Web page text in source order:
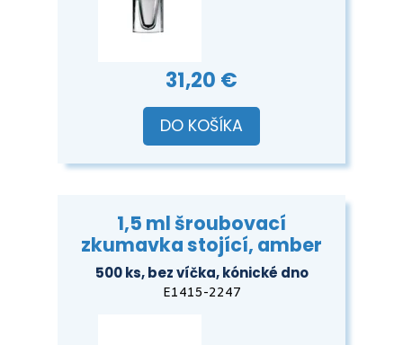
31,20 €
DO KOŠÍKA
1,5 ml šroubovací
zkumavka stojící, amber
500 ks, bez víčka, kónické dno
E1415-2247